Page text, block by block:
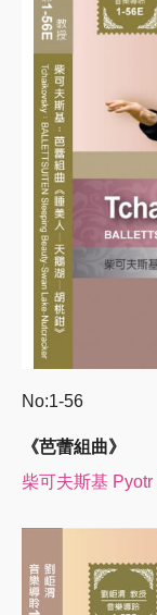
No:1-56
《芭蕾組曲》
柴可夫斯基